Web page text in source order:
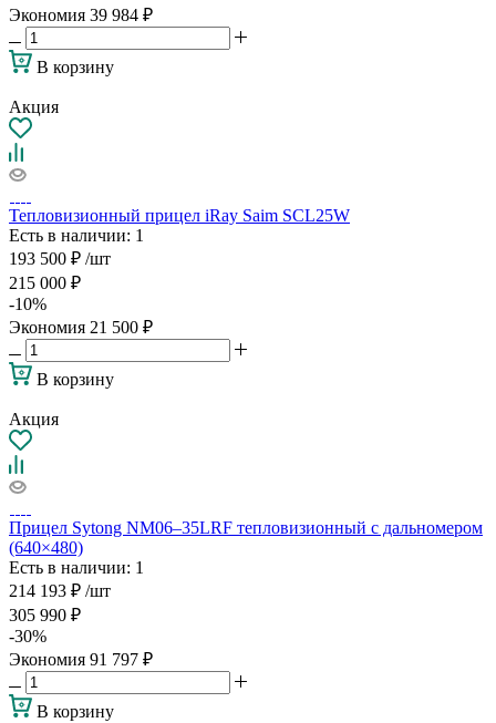
Экономия 39 984 ₽
В корзину
Акция
Тепловизионный прицел iRay Saim SCL25W
Есть в наличии: 1
193 500 ₽ /шт
215 000 ₽
-10%
Экономия 21 500 ₽
В корзину
Акция
Прицел Sytong NM06–35LRF тепловизионный c дальномером
(640×480)
Есть в наличии: 1
214 193 ₽ /шт
305 990 ₽
-30%
Экономия 91 797 ₽
В корзину